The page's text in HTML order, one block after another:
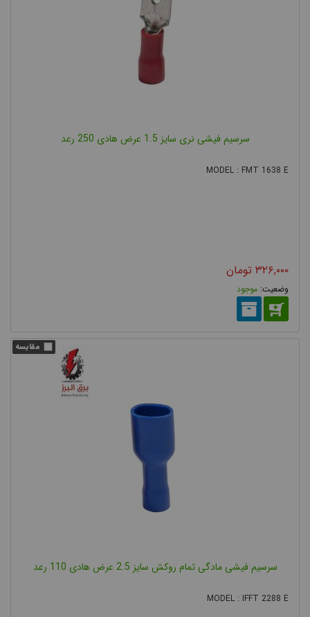
سرسیم فیشی نری سایز 1.5 عرض هادی 250 رعد
MODEL : FMT 1638 E
۳۲۶,۰۰۰ تومان
موجود
سرسیم فیشی مادگی تمام روکش سایز 2.5 عرض هادی 110 رعد
MODEL : IFFT 2288 E